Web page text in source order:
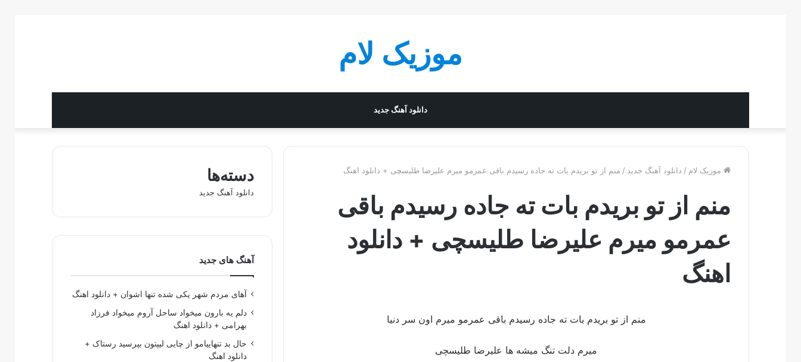
موزیک لام
دانلود آهنگ جدید
موزیک لام / دانلود آهنگ جدید / منم از تو بریدم بات ته جاده رسیدم باقی عمرمو میرم علیرضا طلیسچی + دانلود اهنگ
منم از تو بریدم بات ته جاده رسیدم باقی
عمرمو میرم علیرضا طلیسچی + دانلود
اهنگ
منم از تو بریدم بات ته جاده رسیدم باقی عمرمو میرم اون سر دنیا
میرم دلت تنگ میشه ها علیرضا طلیسچی
دسته‌ها
دانلود آهنگ جدید
آهنگ های جدید
آهای مردم شهر یکی شده تنها اشوان + دانلود اهنگ
دلم یه بارون میخواد ساحل آروم میخواد فرزاد
بهرامی + دانلود اهنگ
حال بد تنهاییامو از چایی لیپتون بپرسید رستاک +
دانلود اهنگ